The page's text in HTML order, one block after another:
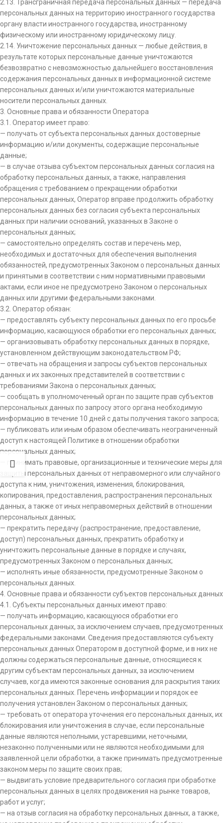
2.13. Трансграничная передача персональных данных — передача
персональных данных на территорию иностранного государства
органу власти иностранного государства, иностранному
физическому или иностранному юридическому лицу.
2.14. Уничтожение персональных данных — любые действия, в
результате которых персональные данные уничтожаются
безвозвратно с невозможностью дальнейшего восстановления
содержания персональных данных в информационной системе
персональных данных и/или уничтожаются материальные
носители персональных данных.
3. Основные права и обязанности Оператора
3.1. Оператор имеет право:
— получать от субъекта персональных данных достоверные
информацию и/или документы, содержащие персональные
данные;
— в случае отзыва субъектом персональных данных согласия на
обработку персональных данных, а также, направления
обращения с требованием о прекращении обработки
персональных данных, Оператор вправе продолжить обработку
персональных данных без согласия субъекта персональных
данных при наличии оснований, указанных в Законе о
персональных данных;
— самостоятельно определять состав и перечень мер,
необходимых и достаточных для обеспечения выполнения
обязанностей, предусмотренных Законом о персональных данных
и принятыми в соответствии с ним нормативными правовыми
актами, если иное не предусмотрено Законом о персональных
данных или другими федеральными законами.
3.2. Оператор обязан:
— предоставлять субъекту персональных данных по его просьбе
информацию, касающуюся обработки его персональных данных;
— организовывать обработку персональных данных в порядке,
установленном действующим законодательством РФ;
— отвечать на обращения и запросы субъектов персональных
данных и их законных представителей в соответствии с
требованиями Закона о персональных данных;
— сообщать в уполномоченный орган по защите прав субъектов
персональных данных по запросу этого органа необходимую
информацию в течение 10 дней с даты получения такого запроса;
— публиковать или иным образом обеспечивать неограниченный
доступ к настоящей Политике в отношении обработки
персональных данных;
— принимать правовые, организационные и технические меры для
защиты персональных данных от неправомерного или случайного
доступа к ним, уничтожения, изменения, блокирования,
копирования, предоставления, распространения персональных
данных, а также от иных неправомерных действий в отношении
персональных данных;
— прекратить передачу (распространение, предоставление,
доступ) персональных данных, прекратить обработку и
уничтожить персональные данные в порядке и случаях,
предусмотренных Законом о персональных данных;
— исполнять иные обязанности, предусмотренные Законом о
персональных данных.
4. Основные права и обязанности субъектов персональных данных
4.1. Субъекты персональных данных имеют право:
— получать информацию, касающуюся обработки его
персональных данных, за исключением случаев, предусмотренных
федеральными законами. Сведения предоставляются субъекту
персональных данных Оператором в доступной форме, и в них не
должны содержаться персональные данные, относящиеся к
другим субъектам персональных данных, за исключением
случаев, когда имеются законные основания для раскрытия таких
персональных данных. Перечень информации и порядок ее
получения установлен Законом о персональных данных;
— требовать от оператора уточнения его персональных данных, их
блокирования или уничтожения в случае, если персональные
данные являются неполными, устаревшими, неточными,
незаконно полученными или не являются необходимыми для
заявленной цели обработки, а также принимать предусмотренные
законом меры по защите своих прав;
— выдвигать условие предварительного согласия при обработке
персональных данных в целях продвижения на рынке товаров,
работ и услуг;
— на отзыв согласия на обработку персональных данных, а также,